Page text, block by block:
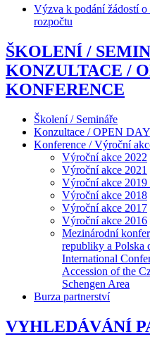
Výzva k podání žádostí o
rozpočtu
ŠKOLENÍ /
KONZULTACE /
KONFERENCE
Školení / Semináře
Konzultace / OPEN DAY
Konference / Výroční
Výroční akce 2022
Výroční akce 2021
Výroční akce
Výroční akce 2018
Výroční akce 2017
Výroční akce 2016
Mezinárodní
republiky a Polska
International
Accession of the
Schengen Area
Burza partnerství
VYHLEDÁVÁNÍ